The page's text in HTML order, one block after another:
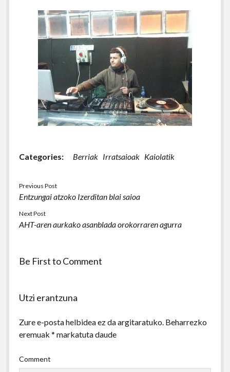
Categories: Berriak Irratsaioak Kaiolatik
Previous Post
Entzungai atzoko Izerditan blai saioa
Next Post
AHT-aren aurkako asanblada orokorraren agurra
Be First to Comment
Utzi erantzuna
Zure e-posta helbidea ez da argitaratuko. Beharrezko
eremuak * markatuta daude
Comment